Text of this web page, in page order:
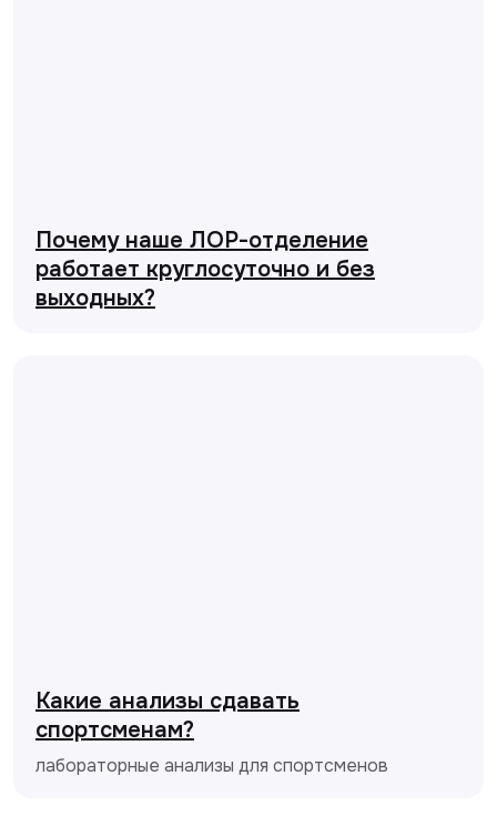
Почему наше ЛОР-отделение
работает круглосуточно и без
выходных?
Какие анализы сдавать
спортсменам?
лабораторные анализы для спортсменов